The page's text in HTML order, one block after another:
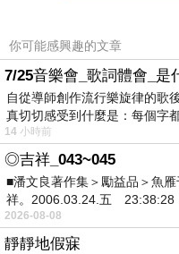
你可能感興趣的文章
7/25音樂會_歌詞體會_是
自從導師創作流行樂旋律的歌
真切切感受到什麼是：每個字
14 小時前
◎吉祥_043~045
■潘文良著作集＞勵益品＞魚
祥。2006.03.24.五
2026-08-08
靜靜地假寐